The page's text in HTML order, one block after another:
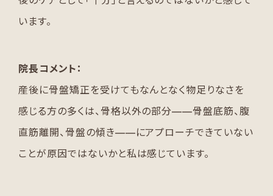
います。
院長コメント：
産後に骨盤矯正を受けてもなんとなく物足りなさを
感じる方の多くは、骨格以外の部分——骨盤底筋、腹
直筋離開、骨盤の傾き——にアプローチできていない
ことが原因ではないかと私は感じています。